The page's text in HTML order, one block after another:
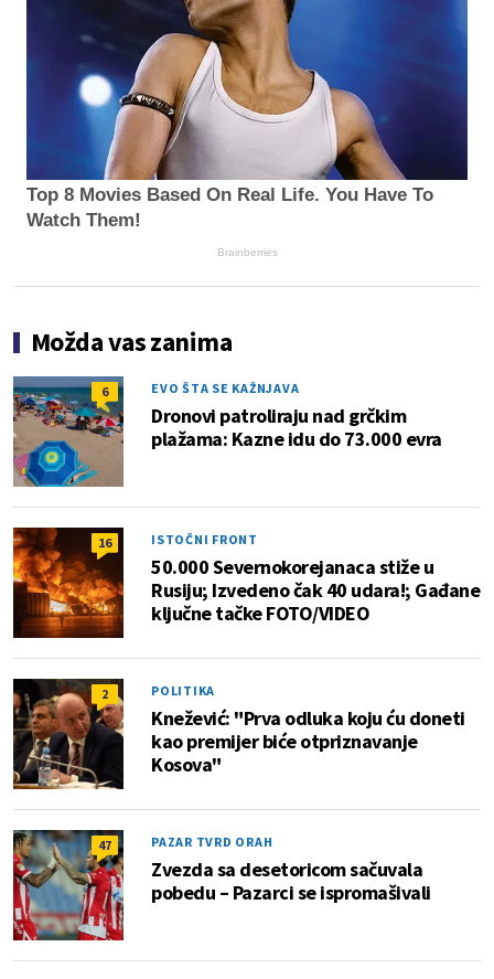
Top 8 Movies Based On Real Life. You Have To
Watch Them!
Brainberries
Možda vas zanima
6 EVO ŠTA SE KAŽNJAVA
Dronovi patroliraju nad grčkim
plažama: Kazne idu do 73.000 evra
16 ISTOČNI FRONT
50.000 Severnokorejanaca stiže u
Rusiju; Izvedeno čak 40 udara!; Gađane
ključne tačke FOTO/VIDEO
2 POLITIKA
Knežević: "Prva odluka koju ću doneti
kao premijer biće otpriznavanje
Kosova"
47 PAZAR TVRD ORAH
Zvezda sa desetoricom sačuvala
pobedu – Pazarci se ispromašivali